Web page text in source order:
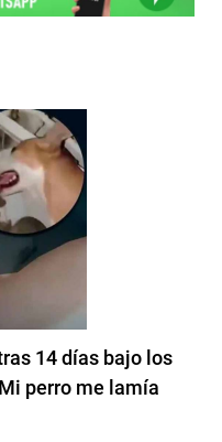
14 días bajo los
perro me lamía